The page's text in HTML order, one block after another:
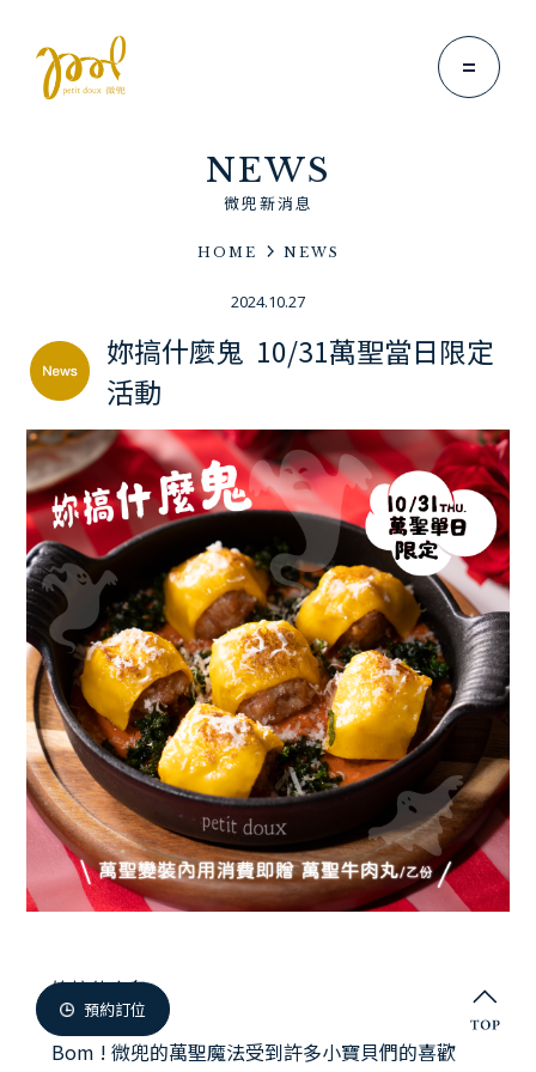
預約訂位
微兜故事
News
Menu
微兜菜單
Location
微兜門市
Members
微兜會員
Reservation
來微兜
NEWS
微兜新消息
HOME NEWS
2024.10.27
妳搞什麼鬼 10/31萬聖當日限定
活動
妳搞什麼鬼
Bom ! 微兜的萬聖魔法受到許多小寶貝們的喜歡